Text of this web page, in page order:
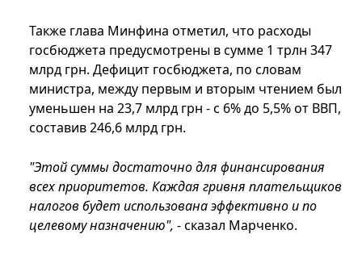
Также глава Минфина отметил, что расходы
госбюджета предусмотрены в сумме 1 трлн 347
млрд грн. Дефицит госбюджета, по словам
министра, между первым и вторым чтением был
уменьшен на 23,7 млрд грн - с 6% до 5,5% от ВВП,
составив 246,6 млрд грн.
"Этой суммы достаточно для финансирования
всех приоритетов. Каждая гривня плательщиков
налогов будет использована эффективно и по
целевому назначению", - сказал Марченко.